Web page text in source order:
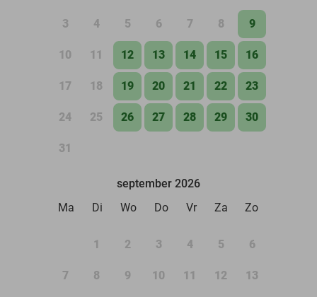
3 4 5 6 7 8 9
10 11 12 13 14 15 16
17 18 19 20 21 22 23
24 25 26 27 28 29 30
31
september 2026
Ma
Di Wo Do Vr Za Zo
1 2 3 4 5 6
7 8 9 10 11 12 13